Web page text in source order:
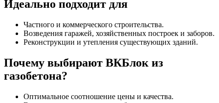
Идеально подходит для
Частного и коммерческого строительства.
Возведения гаражей, хозяйственных построек и заборов.
Реконструкции и утепления существующих зданий.
Почему выбирают ВКБлок из
газобетона?
Оптимальное соотношение цены и качества.